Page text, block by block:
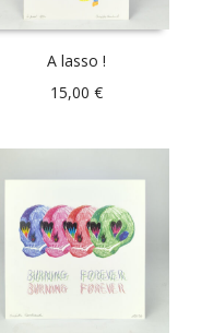
A lasso !
15,00€